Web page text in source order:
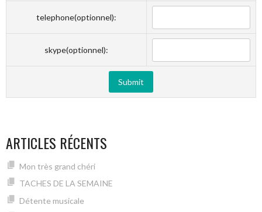
telephone(optionnel):
skype(optionnel):
ARTICLES RÉCENTS
Mon très grand chéri
TACHES DE LA SEMAINE
Détente musicale